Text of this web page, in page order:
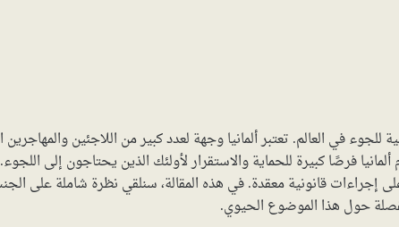
للجوء في العالم. تعتبر ألمانيا وجهة لعدد كبير من اللاجئين
فرصًا كبيرة للحماية والاستقرار لأولئك الذين يحتاجون إلى
إجراءات قانونية معقدة. في هذه المقالة، سنلقي نظرة شاملة على
حول هذا الموضوع الحيوي.